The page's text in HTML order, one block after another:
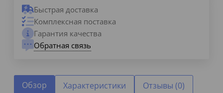
Быстрая доставка
Комплексная поставка
Гарантия качества
Обратная связь
Обзор Характеристики Отзывы (0)